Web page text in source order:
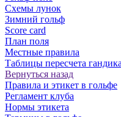
Схемы лунок
Зимний гольф
Score card
План поля
Местные правила
Таблицы пересчета
Вернуться назад
Правила и этикет в гольфе
Регламент клуба
Нормы этикета